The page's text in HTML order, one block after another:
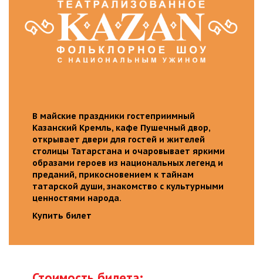
В майские праздники гостеприимный
Казанский Кремль, кафе Пушечный двор,
открывает двери для гостей и жителей
столицы Татарстана и очаровывает яркими
образами героев из национальных легенд и
преданий, прикосновением к тайнам
татарской души, знакомство с культурными
ценностями народа.
Купить билет